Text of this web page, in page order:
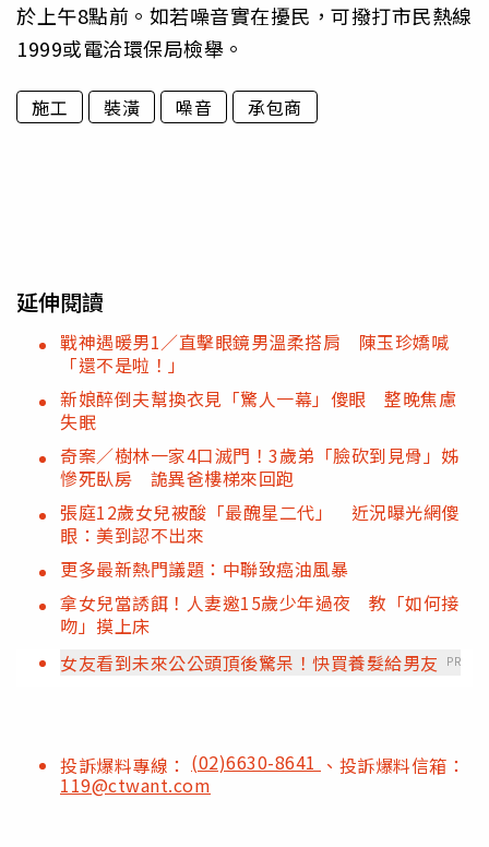
於上午8點前。如若噪音實在擾民，可撥打市民熱線
1999或電洽環保局檢舉。
施工 裝潢 噪音 承包商
延伸閱讀
戰神遇暖男1／直擊眼鏡男溫柔搭肩 陳玉珍嬌喊
「還不是啦！」
新娘醉倒夫幫換衣見「驚人一幕」傻眼 整晚焦慮
失眠
奇案／樹林一家4口滅門！3歲弟「臉砍到見骨」姊
慘死臥房 詭異爸樓梯來回跑
張庭12歲女兒被酸「最醜星二代」 近況曝光網傻
眼：美到認不出來
更多最新熱門議題：中聯致癌油風暴
拿女兒當誘餌！人妻邀15歲少年過夜 教「如何接
吻」摸上床
女友看到未來公公頭頂後驚呆！快買養髮給男友
PR
投訴爆料專線： (02)6630-8641 、投訴爆料信箱：
119@ctwant.com